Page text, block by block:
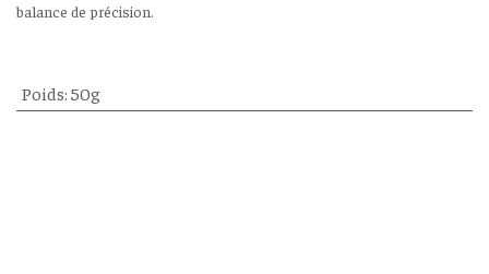
balance de précision.
Poids: 50g